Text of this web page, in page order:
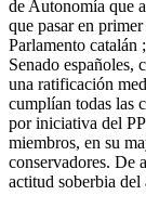
de Autonomía que
que pasar en
Parlamento catalán
Senado españoles,
una ratificación
cumplían todas las
por iniciativa del
miembros, en su
conservadores. De
actitud soberbia del